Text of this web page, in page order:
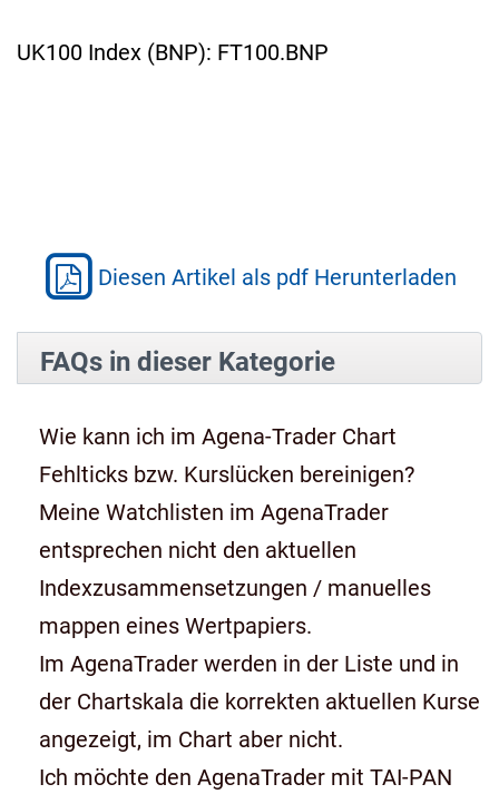
UK100 Index (BNP): FT100.BNP
Diesen Artikel als pdf Herunterladen
FAQs in dieser Kategorie
Wie kann ich im Agena-Trader Chart
Fehlticks bzw. Kurslücken bereinigen?
Meine Watchlisten im AgenaTrader
entsprechen nicht den aktuellen
Indexzusammensetzungen / manuelles
mappen eines Wertpapiers.
Im AgenaTrader werden in der Liste und in
der Chartskala die korrekten aktuellen Kurse
angezeigt, im Chart aber nicht.
Ich möchte den AgenaTrader mit TAI-PAN